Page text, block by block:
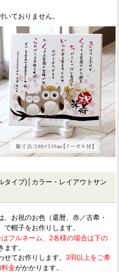
ておりません。
タイプ)│カラー・レイアウトサン
お祝のお色（還暦、赤／古希・
帽子をお作りします。
フルネーム、2名様の場合は下の
す。
てお作りします。 3羽以上をご希
金がかかります。